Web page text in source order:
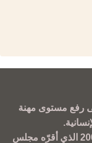
رفع مستوى مهنة
تم إنشاؤه بموجب القانون رقم/14/ للعام 2005 الذي أقرّه مجلس